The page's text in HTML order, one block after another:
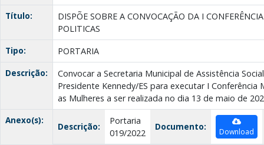
Título:
DISPÕE SOBRE A CONVOCAÇÃO DA I
POLITICAS
Tipo:
PORTARIA
Descrição:
Convocar a Secretaria Municipal de Assistência
Presidente Kennedy/ES para executar I Conferência
as Mulheres a ser realizada no dia 13 de maio de
Anexo(s):
Descrição:
Portaria
019/2022
Documento: Download